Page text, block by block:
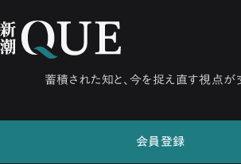
蓄積された知と、今を捉え直す視点が
会員登録